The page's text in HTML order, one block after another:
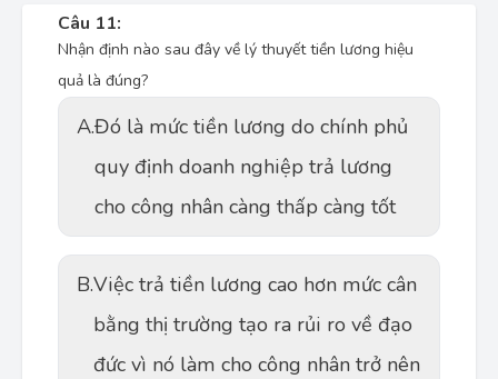
Câu 11:
Nhận định nào sau đây về lý thuyết tiền lương hiệu
quả là đúng?
A.Đó là mức tiền lương do chính phủ
quy định doanh nghiệp trả lương
cho công nhân càng thấp càng tốt
B.Việc trả tiền lương cao hơn mức cân
bằng thị trường tạo ra rủi ro về đạo
đức vì nó làm cho công nhân trở nên